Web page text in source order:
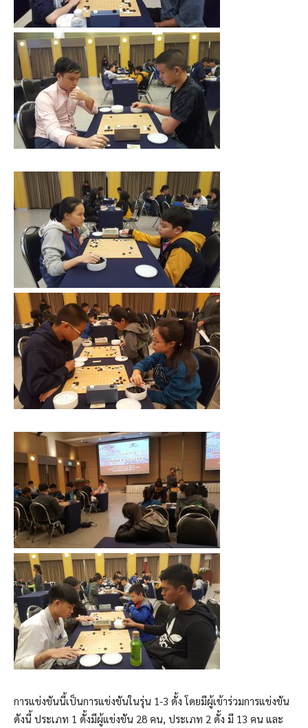
การแข่งขันนี้เป็นการแข่งขันในรุ่น 1-3 ดั้ง โดยมีผู้เข้าร่วมการแข่งขัน
ดังนี้ ประเภท 1 ดั้งมีผู้แข่งขัน 28 คน, ประเภท 2 ดั้ง มี 13 คน และ